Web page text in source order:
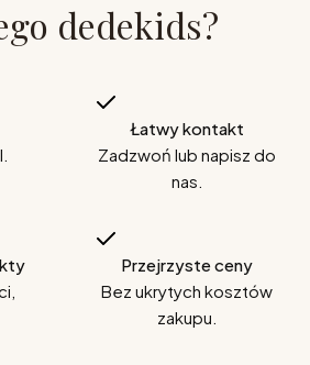
dedekids?
Łatwy kontakt
Zadzwoń lub napisz do
nas.
Przejrzyste ceny
Bez ukrytych kosztów
zakupu.